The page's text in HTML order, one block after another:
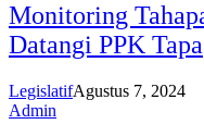
Monitoring
Datangi PPK Tapa
LegislatifAgustus 7, 2024
Admin